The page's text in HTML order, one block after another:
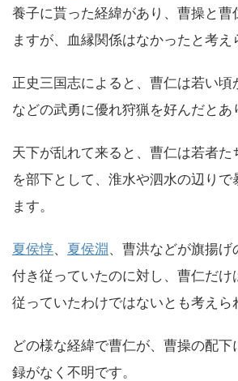
養子に貰った経緯があり、曹操と曹
ますが、血縁関係はなかったと考え
正史三国志によると、曹仁は若い頃
などの武勇に優れ狩猟を好んだとあ
天下が乱れて来ると、曹仁は若者た
を部下として、淮水や泗水の辺りで
ます。
夏侯惇、 夏侯淵 、曹洪などが旗揚げ
付き従っていたのに対し、曹仁だけ
従っていたわけではないとも考えら
どの様な経緯で曹仁が、曹操の配
録がなく不明です。